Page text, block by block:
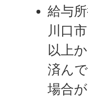
給与
川口
以上
済ん
場合